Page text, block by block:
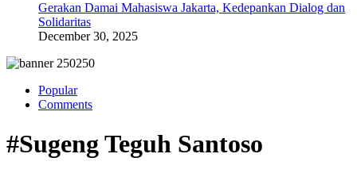
Gerakan Damai Mahasiswa Jakarta, Kedepankan Dialog dan
Solidaritas
December 30, 2025
Popular
Comments
#Sugeng Teguh Santoso